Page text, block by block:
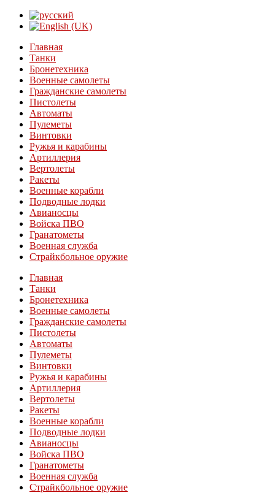
Главная
Танки
Бронетехника
Военные самолеты
Гражданские самолеты
Пистолеты
Автоматы
Пулеметы
Винтовки
Ружья и карабины
Артиллерия
Вертолеты
Ракеты
Военные корабли
Подводные лодки
Авианосцы
Войска ПВО
Гранатометы
Военная служба
Страйкбольное оружие
Главная
Танки
Бронетехника
Военные самолеты
Гражданские самолеты
Пистолеты
Автоматы
Пулеметы
Винтовки
Ружья и карабины
Артиллерия
Вертолеты
Ракеты
Военные корабли
Подводные лодки
Авианосцы
Войска ПВО
Гранатометы
Военная служба
Страйкбольное оружие